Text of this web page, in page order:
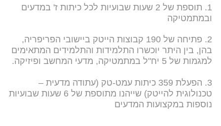
1. תוספת של 2 שעות שבועיות לכל כיתות ז' במדעים
ובמתמטיקה
2. פתיחה של 190 קבוצות הייטק ביישובי הפריפריה,
בהן, בין היתר יוכשרו התלמידות והתלמידים המתאימים
למגמות של 5 יח"ל במתמטיקה, מדעי המחשב ופיזיקה.
3. הפעלת 359 כיתות עמט-טק (עתודה מדעית –
טכנולוגית להייטק) שייהנו מתוספת של 6 שעות שבועיות
נוספות במקצועות המדעים